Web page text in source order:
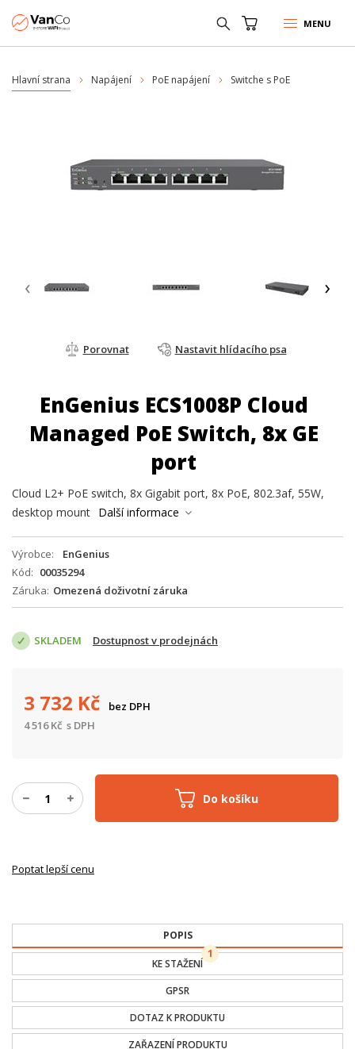
MENU
Hlavní strana Napájení PoE napájení Switche s PoE
‹ ›
Porovnat Nastavit hlídacího psa
EnGenius ECS1008P Cloud
Managed PoE Switch, 8x GE
port
Cloud L2+ PoE switch, 8x Gigabit port, 8x PoE, 802.3af, 55W,
desktop mount Další informace
Výrobce
EnGenius
Kód
00035294
Záruka Omezená doživotní záruka
SKLADEM Dostupnost v prodejnách
Do košíku
3 732 Kč
bez DPH
4 516Kč s DPH
Poptat lepší cenu
POPIS
KE STAŽENÍ
1
GPSR
DOTAZ K PRODUKTU
ZAŘAZENÍ PRODUKTU